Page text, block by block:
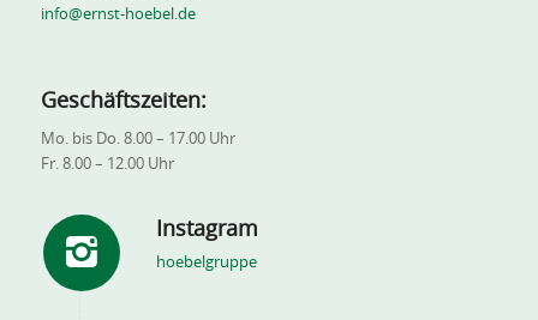
info@ernst-hoebel.de
Geschäftszeiten:
Mo. bis Do. 8.00 – 17.00 Uhr
Fr. 8.00 – 12.00 Uhr
Instagram
hoebelgruppe